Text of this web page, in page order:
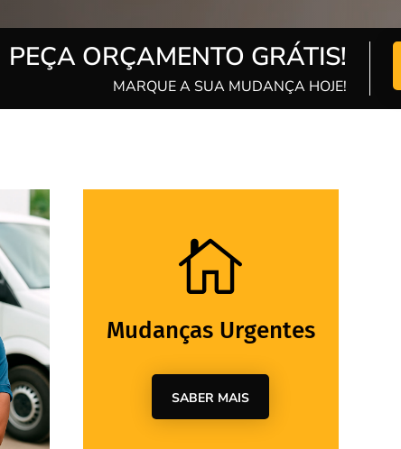
PEÇA ORÇAMENTO GRÁTIS!
MARQUE A SUA MUDANÇA HOJE!

Mudanças Urgentes
SABER MAIS